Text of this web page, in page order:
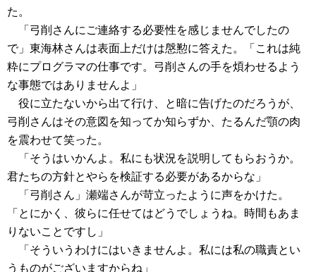
た。
「弓削さんにご連絡する必要性を感じませんでしたの
で」東海林さんは表面上だけは慇懃に答えた。「これは純
粋にプログラマの仕事です。弓削さんの手を煩わせるよう
な事態ではありませんよ」
役に立たないから出て行け、と暗に告げたのだろうが、
弓削さんはその意図を知ってか知らずか、たるんだ顎の肉
を震わせて笑った。
「そうはいかんよ。私にも状況を説明してもらおうか。
君たちの方針とやらを検証する必要があるからな」
「弓削さん」瀬端さんが苛立ったように声をかけた。
「とにかく、彼らに任せてはどうでしょうね。時間もあま
りないことですし」
「そういうわけにはいきませんよ。私には私の職責とい
うものがございますからね」